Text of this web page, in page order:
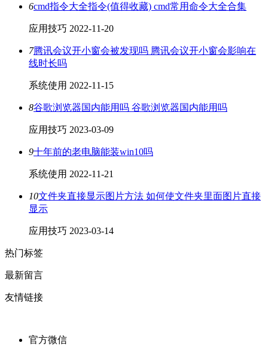
6cmd指令大全指令(值得收藏) cmd常用命令大全合集
应用技巧 2022-11-20
7腾讯会议开小窗会被发现吗 腾讯会议开小窗会影响在
线时长吗
系统使用 2022-11-15
8谷歌浏览器国内能用吗 谷歌浏览器国内能用吗
应用技巧 2023-03-09
9十年前的老电脑能装win10吗
系统使用 2022-11-21
10文件夹直接显示图片方法 如何使文件夹里面图片直接
显示
应用技巧 2023-03-14
热门标签
最新留言
友情链接
官方微信